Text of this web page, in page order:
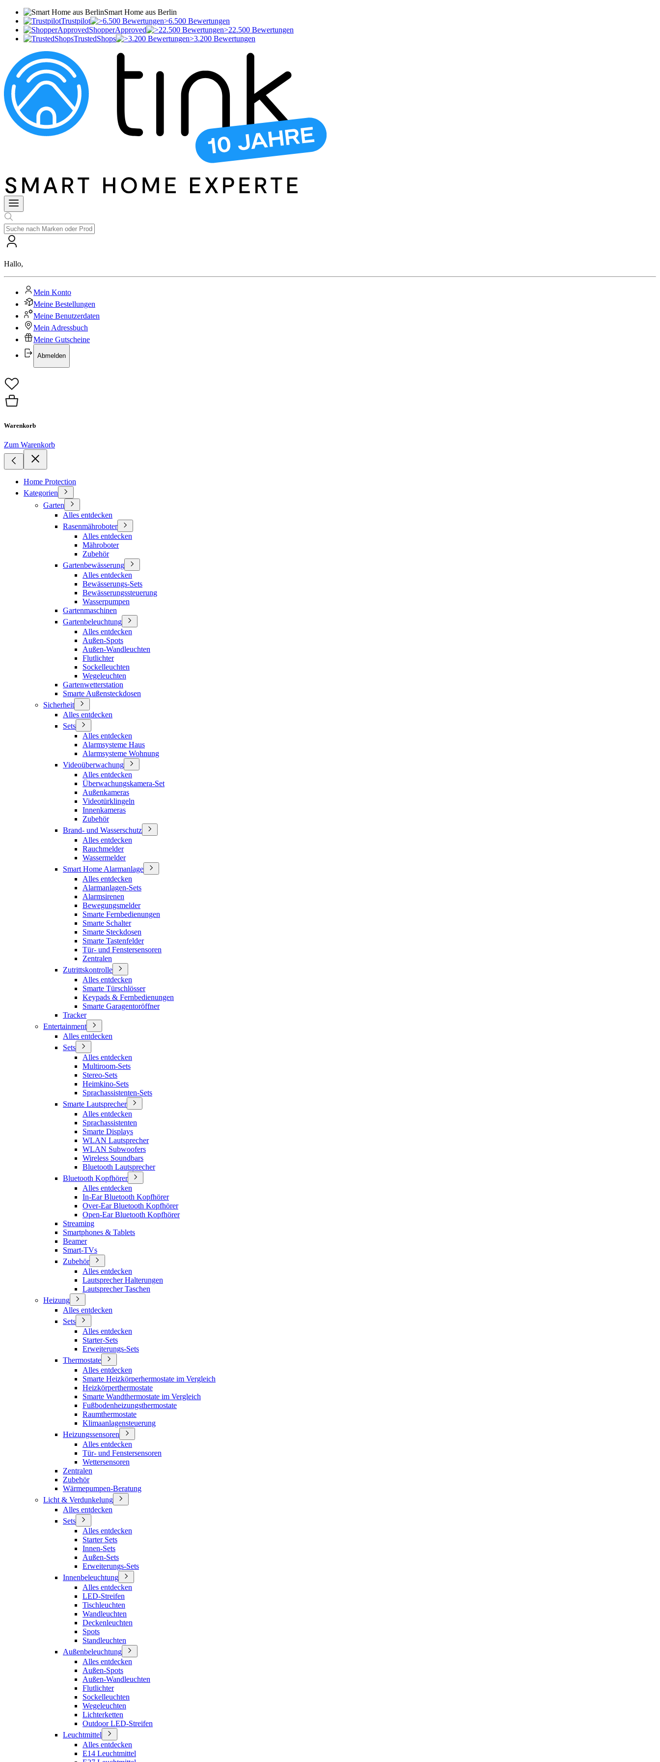
Smart Home aus Berlin
Trustpilot
>6.500 Bewertungen
ShopperApproved
>22.500 Bewertungen
TrustedShops
>3.200 Bewertungen
Hallo,
Mein Konto
Meine Bestellungen
Meine Benutzerdaten
Mein Adressbuch
Meine Gutscheine
Abmelden
Warenkorb
Zum Warenkorb
Home Protection
Kategorien
Garten
Alles entdecken
Rasenmähroboter
Alles entdecken
Mähroboter
Zubehör
Gartenbewässerung
Alles entdecken
Bewässerungs-Sets
Bewässerungssteuerung
Wasserpumpen
Gartenmaschinen
Gartenbeleuchtung
Alles entdecken
Außen-Spots
Außen-Wandleuchten
Flutlichter
Sockelleuchten
Wegeleuchten
Gartenwetterstation
Smarte Außensteckdosen
Sicherheit
Alles entdecken
Sets
Alles entdecken
Alarmsysteme Haus
Alarmsysteme Wohnung
Videoüberwachung
Alles entdecken
Überwachungskamera-Set
Außenkameras
Videotürklingeln
Innenkameras
Zubehör
Brand- und Wasserschutz
Alles entdecken
Rauchmelder
Wassermelder
Smart Home Alarmanlage
Alles entdecken
Alarmanlagen-Sets
Alarmsirenen
Bewegungsmelder
Smarte Fernbedienungen
Smarte Schalter
Smarte Steckdosen
Smarte Tastenfelder
Tür- und Fenstersensoren
Zentralen
Zutrittskontrolle
Alles entdecken
Smarte Türschlösser
Keypads & Fernbedienungen
Smarte Garagentoröffner
Tracker
Entertainment
Alles entdecken
Sets
Alles entdecken
Multiroom-Sets
Stereo-Sets
Heimkino-Sets
Sprachassistenten-Sets
Smarte Lautsprecher
Alles entdecken
Sprachassistenten
Smarte Displays
WLAN Lautsprecher
WLAN Subwoofers
Wireless Soundbars
Bluetooth Lautsprecher
Bluetooth Kopfhörer
Alles entdecken
In-Ear Bluetooth Kopfhörer
Over-Ear Bluetooth Kopfhörer
Open-Ear Bluetooth Kopfhörer
Streaming
Smartphones & Tablets
Beamer
Smart-TVs
Zubehör
Alles entdecken
Lautsprecher Halterungen
Lautsprecher Taschen
Heizung
Alles entdecken
Sets
Alles entdecken
Starter-Sets
Erweiterungs-Sets
Thermostate
Alles entdecken
Smarte Heizkörperhermostate im Vergleich
Heizkörperthermostate
Smarte Wandthermostate im Vergleich
Fußbodenheizungsthermostate
Raumthermostate
Klimaanlagensteuerung
Heizungssensoren
Alles entdecken
Tür- und Fenstersensoren
Wettersensoren
Zentralen
Zubehör
Wärmepumpen-Beratung
Licht & Verdunkelung
Alles entdecken
Sets
Alles entdecken
Starter Sets
Innen-Sets
Außen-Sets
Erweiterungs-Sets
Innenbeleuchtung
Alles entdecken
LED-Streifen
Tischleuchten
Wandleuchten
Deckenleuchten
Spots
Standleuchten
Außenbeleuchtung
Alles entdecken
Außen-Spots
Außen-Wandleuchten
Flutlichter
Sockelleuchten
Wegeleuchten
Lichterketten
Outdoor LED-Streifen
Leuchtmittel
Alles entdecken
E14 Leuchtmittel